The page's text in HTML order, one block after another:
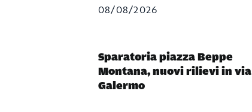
08/08/2026
Sparatoria piazza Beppe
Montana, nuovi rilievi in via
Galermo